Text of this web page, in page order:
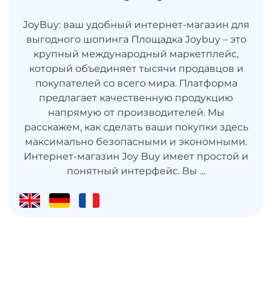
JoyBuy: ваш удобный интернет-магазин для
выгодного шопинга Площадка Joybuy – это
крупный международный маркетплейс,
который объединяет тысячи продавцов и
покупателей со всего мира. Платформа
предлагает качественную продукцию
напрямую от производителей. Мы
расскажем, как сделать ваши покупки здесь
максимально безопасными и экономными.
Интернет-магазин Joy Buy имеет простой и
понятный интерфейс. Вы ...